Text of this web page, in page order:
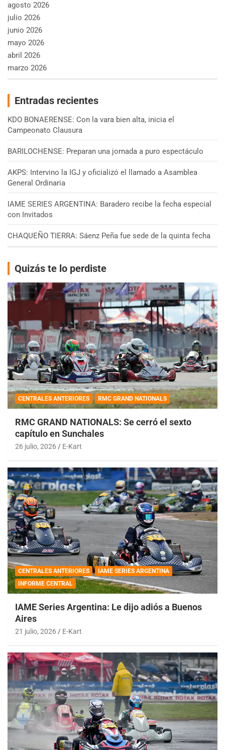
agosto 2026
julio 2026
junio 2026
mayo 2026
abril 2026
marzo 2026
Entradas recientes
KDO BONAERENSE: Con la vara bien alta, inicia el
Campeonato Clausura
BARILOCHENSE: Preparan una jornada a puro espectáculo
AKPS: Intervino la IGJ y oficializó el llamado a Asamblea
General Ordinaria
IAME SERIES ARGENTINA: Baradero recibe la fecha especial
con Invitados
CHAQUEÑO TIERRA: Sáenz Peña fue sede de la quinta fecha
Quizás te lo perdiste
CENTRALES ANTERIORES RMC GRAND NATIONALS
RMC GRAND NATIONALS: Se cerró el sexto
capítulo en Sunchales
26 julio, 2026 E-Kart
CENTRALES ANTERIORES
IAME SERIES ARGENTINA
INFORME CENTRAL
IAME Series Argentina: Le dijo adiós a Buenos
Aires
21 julio, 2026 E-Kart